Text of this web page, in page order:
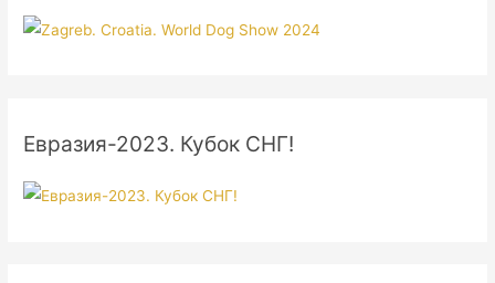
Евразия-2023. Кубок СНГ!